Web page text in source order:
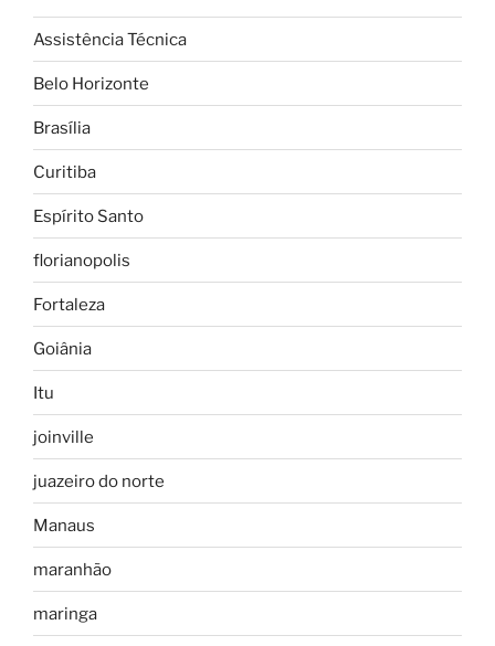
Assistência Técnica
Belo Horizonte
Brasília
Curitiba
Espírito Santo
florianopolis
Fortaleza
Goiânia
Itu
joinville
juazeiro do norte
Manaus
maranhão
maringa